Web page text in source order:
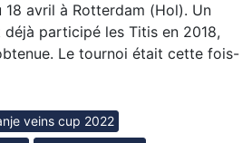
18 avril à Rotterdam (Hol). Un
participé les Titis en 2018,
Le tournoi était cette fois-
veins cup 2022